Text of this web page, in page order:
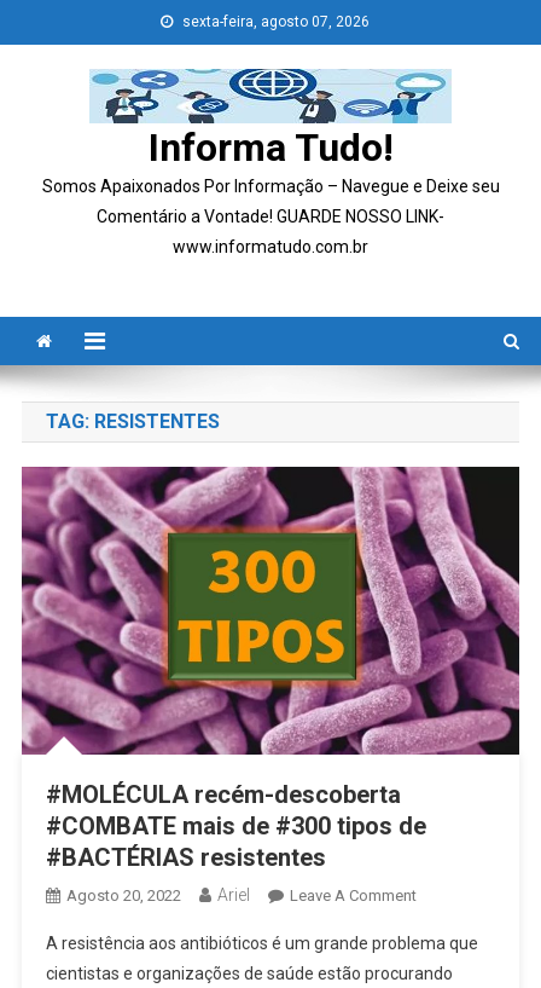
to
sexta-feira, agosto 07, 2026
Informa Tudo!
Somos Apaixonados Por Informação – Navegue e Deixe seu
Comentário a Vontade! GUARDE NOSSO LINK-
www.informatudo.com.br
TAG: RESISTENTES
#MOLÉCULA recém-descoberta
#COMBATE mais de #300 tipos de
#BACTÉRIAS resistentes
Agosto 20, 2022 Ariel Leave A CommentOn
Recém-
Descoberta
A resistência aos antibióticos é um grande problema que
cientistas e organizações de saúde estão procurando